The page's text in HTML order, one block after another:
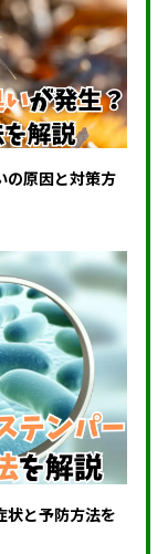
の原因と対策方
状と予防方法を